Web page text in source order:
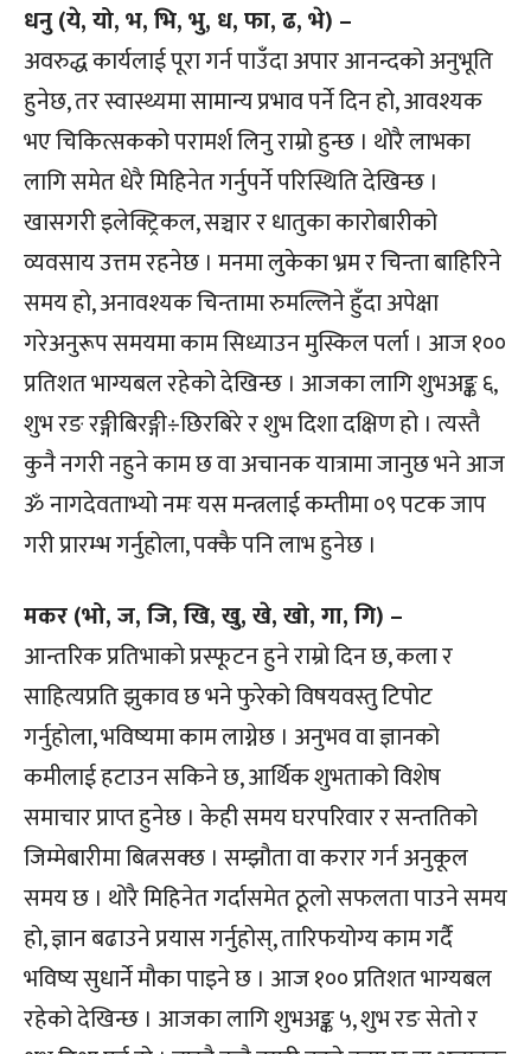
धनु (ये, यो, भ, भि, भु, ध, फा, ढ, भे) –
अवरुद्ध कार्यलाई पूरा गर्न पाउँदा अपार आनन्दको अनुभूति
हुनेछ, तर स्वास्थ्यमा सामान्य प्रभाव पर्ने दिन हो, आवश्यक
भए चिकित्सकको परामर्श लिनु राम्रो हुन्छ । थोरै लाभका
लागि समेत धेरै मिहिनेत गर्नुपर्ने परिस्थिति देखिन्छ ।
खासगरी इलेक्ट्रिकल, सञ्चार र धातुका कारोबारीको
व्यवसाय उत्तम रहनेछ । मनमा लुकेका भ्रम र चिन्ता बाहिरिने
समय हो, अनावश्यक चिन्तामा रुमल्लिने हुँदा अपेक्षा
गरेअनुरूप समयमा काम सिध्याउन मुस्किल पर्ला । आज १००
प्रतिशत भाग्यबल रहेको देखिन्छ । आजका लागि शुभअङ्क ६,
शुभ रङ रङ्गीबिरङ्गी÷छिरबिरे र शुभ दिशा दक्षिण हो । त्यस्तै
कुनै नगरी नहुने काम छ वा अचानक यात्रामा जानुछ भने आज
ॐ नागदेवताभ्यो नमः यस मन्त्रलाई कम्तीमा ०९ पटक जाप
गरी प्रारम्भ गर्नुहोला, पक्कै पनि लाभ हुनेछ ।
मकर (भो, ज, जि, खि, खु, खे, खो, गा, गि) –
आन्तरिक प्रतिभाको प्रस्फूटन हुने राम्रो दिन छ, कला र
साहित्यप्रति झुकाव छ भने फुरेको विषयवस्तु टिपोट
गर्नुहोला, भविष्यमा काम लाग्नेछ । अनुभव वा ज्ञानको
कमीलाई हटाउन सकिने छ, आर्थिक शुभताको विशेष
समाचार प्राप्त हुनेछ । केही समय घरपरिवार र सन्ततिको
जिम्मेबारीमा बित्नसक्छ । सम्झौता वा करार गर्न अनुकूल
समय छ । थोरै मिहिनेत गर्दासमेत ठूलो सफलता पाउने समय
हो, ज्ञान बढाउने प्रयास गर्नुहोस्, तारिफयोग्य काम गर्दै
भविष्य सुधार्ने मौका पाइने छ । आज १०० प्रतिशत भाग्यबल
रहेको देखिन्छ । आजका लागि शुभअङ्क ५, शुभ रङ सेतो र